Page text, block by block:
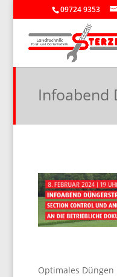
09724 9353
Infoabend
Optimales